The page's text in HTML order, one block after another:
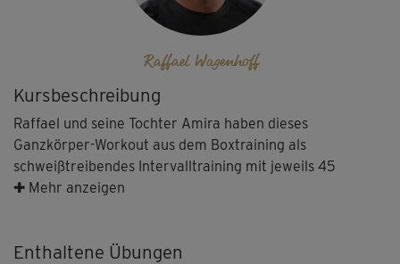
Kursbeschreibung
Raffael und seine Tochter Amira haben dieses
Ganzkörper-Workout aus dem Boxtraining als
schweißtreibendes Intervalltraining mit jeweils 45
Sekunden Belastungszeit und 15 Sekunden Pause
Ihr startet jeweils mit einer Mobilisations-Einheit, der
✚ Mehr anzeigen
Enthaltene Übungen
Raffael Wagenhoff